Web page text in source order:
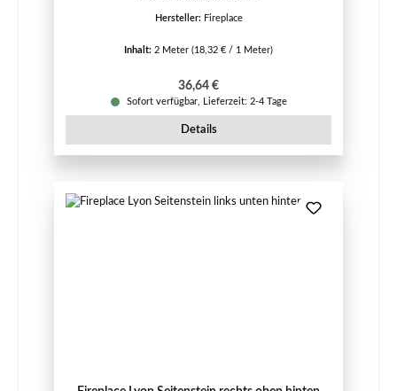
Hersteller: Fireplace
Inhalt: 2 Meter (18,32 € / 1 Meter)
Regulärer Preis:
36,64 €
Sofort verfügbar, Lieferzeit: 2-4 Tage
Details